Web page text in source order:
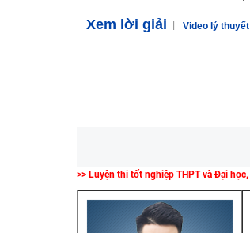
Xem lời giải Video lý thuyết
>> Luyện thi tốt nghiệp THPT và Đại học,